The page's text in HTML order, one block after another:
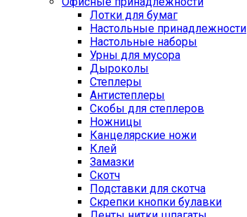
Лотки для бумаг
Настольные принадлежности
Настольные наборы
Урны для мусора
Дыроколы
Степлеры
Антистеплеры
Скобы для степлеров
Ножницы
Канцелярские ножи
Клей
Замазки
Скотч
Подставки для скотча
Скрепки кнопки булавки